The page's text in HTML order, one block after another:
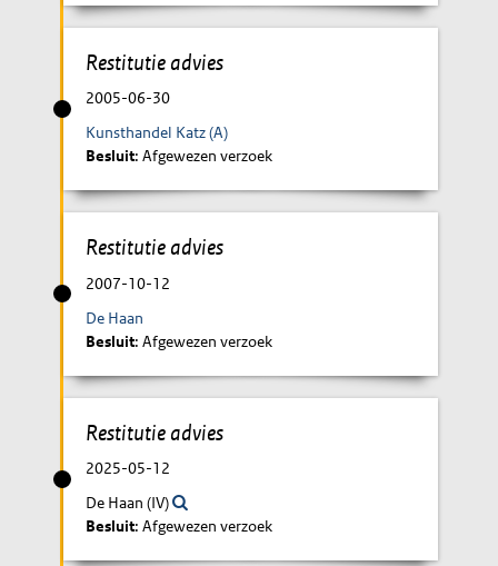
Restitutie advies
2005-06-30
Kunsthandel Katz (A)
Besluit: Afgewezen verzoek
Restitutie advies
2007-10-12
De Haan
Besluit: Afgewezen verzoek
Restitutie advies
2025-05-12
De Haan (IV)
Besluit: Afgewezen verzoek